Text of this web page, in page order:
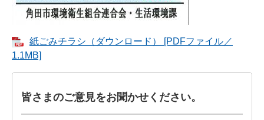
紙ごみチラシ（ダウンロード） [PDFファイル／
1.1MB]
皆さまのご意見をお聞かせください。